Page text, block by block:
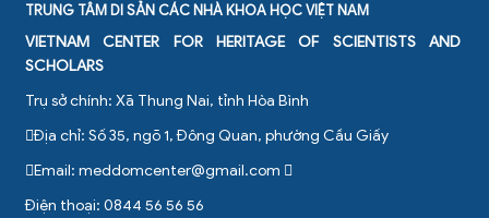
TRUNG TÂM DI SẢN CÁC NHÀ KHOA HỌC VIỆT NAM
VIETNAM CENTER FOR HERITAGE OF SCIENTISTS AND
SCHOLARS
Trụ sở chính: Xã Thung Nai, tỉnh Hòa Bình
Địa chỉ: Số 35, ngõ 1, Đông Quan, phường Cầu Giấy
Email: meddomcenter@gmail.com
Điện thoại: 0844 56 56 56